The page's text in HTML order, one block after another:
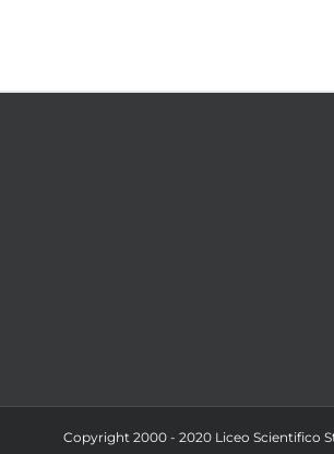
Copyright 2000 - 2020 Liceo Scientifico